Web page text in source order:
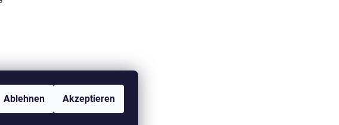
Ablehnen Akzeptieren